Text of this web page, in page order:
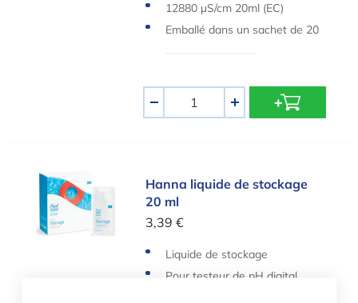
12880 µS/cm 20ml (EC)
Emballé dans un sachet de 20
+
Hanna liquide de stockage 20 ml
Hanna liquide de stockage
20 ml
3,39 €
Liquide de stockage
Pour testeur de pH digital